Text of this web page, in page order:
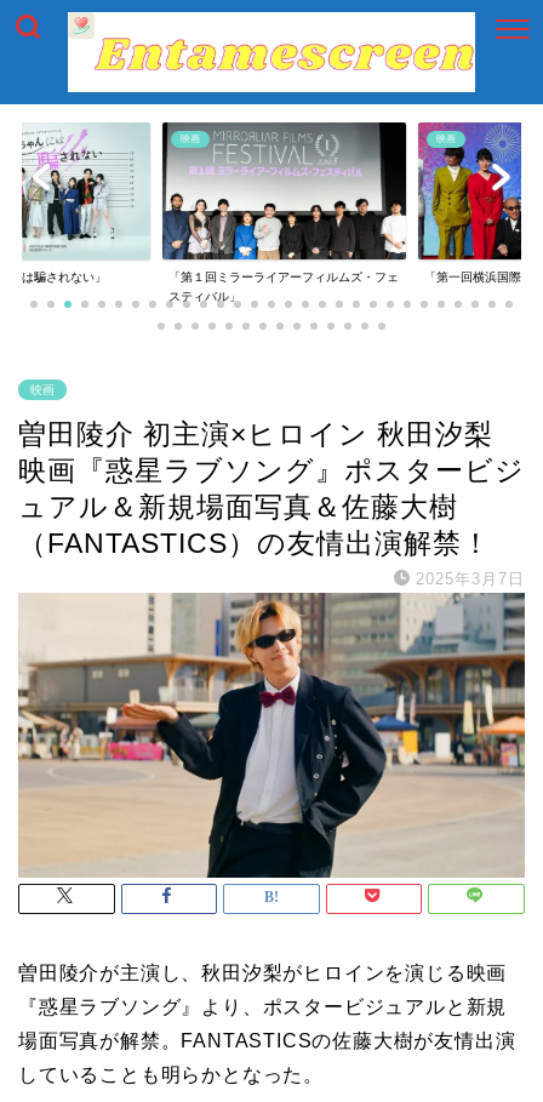
は騙されない」
映画
「第１回ミラーライアーフィルムズ・フェ
スティバル」
映画
「第一回横浜国際映画
映画
曽田陵介 初主演×ヒロイン 秋田汐梨
映画『惑星ラブソング』ポスタービジ
ュアル＆新規場面写真＆佐藤大樹
（FANTASTICS）の友情出演解禁！
2025年3月7日
曽田陵介が主演し、秋田汐梨がヒロインを演じる映画
『惑星ラブソング』より、ポスタービジュアルと新規
場面写真が解禁。FANTASTICSの佐藤大樹が友情出演
していることも明らかとなった。